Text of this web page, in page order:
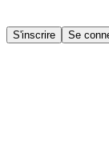
Acheter
Achetez
S'inscrire Se